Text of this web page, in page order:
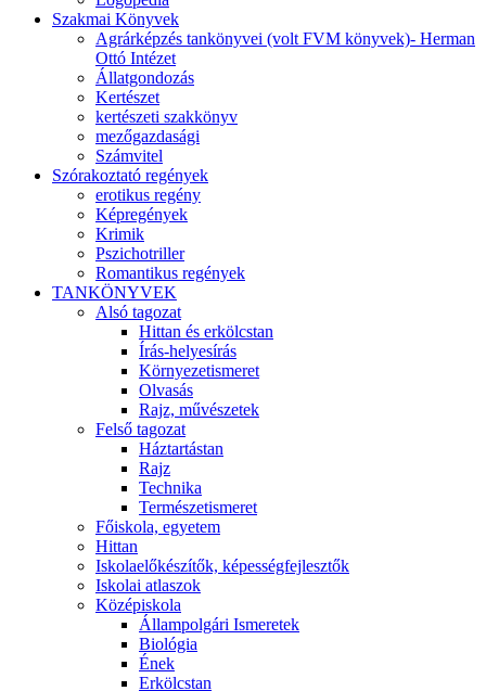
Szakmai Könyvek
Agrárképzés tankönyvei (volt FVM könyvek)- Herman
Ottó Intézet
Állatgondozás
Kertészet
kertészeti szakkönyv
mezőgazdasági
Számvitel
Szórakoztató regények
erotikus regény
Képregények
Krimik
Pszichotriller
Romantikus regények
TANKÖNYVEK
Alsó tagozat
Hittan és erkölcstan
Írás-helyesírás
Környezetismeret
Olvasás
Rajz, művészetek
Felső tagozat
Háztartástan
Rajz
Technika
Természetismeret
Főiskola, egyetem
Hittan
Iskolaelőkészítők, képességfejlesztők
Iskolai atlaszok
Középiskola
Állampolgári Ismeretek
Biológia
Ének
Erkölcstan